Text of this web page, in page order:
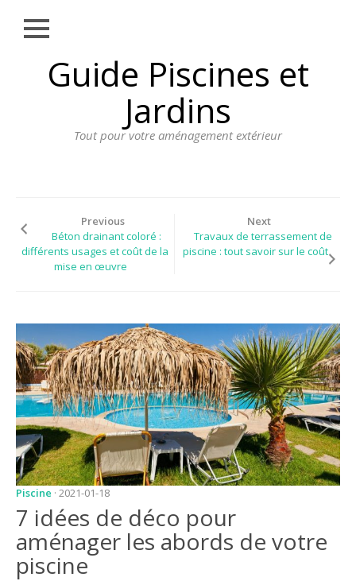
Guide Piscines et
Jardins
Tout pour votre aménagement extérieur
Close
AMÉNAGEMENT
EXTÉRIEUR
PLANTATIONS
REVÊTEMENT
DOSSIER
JARDIN
CONSEILS ET
ASTUCES
GUIDES
JARDIN
ENTRETIEN
PISCINE
ENTRETIEN
Previous
Béton drainant coloré :
différents usages et coût de la
mise en œuvre
Next
Travaux de terrassement de
piscine : tout savoir sur le coût
Piscine · 2021-01-18
7 idées de déco pour
aménager les abords de votre
piscine